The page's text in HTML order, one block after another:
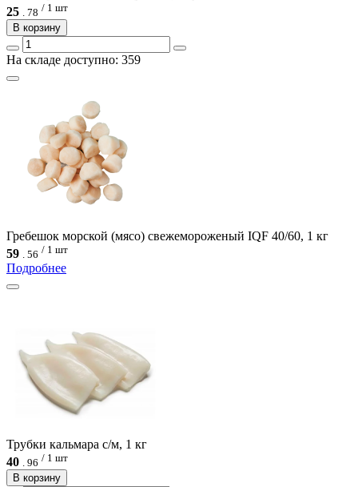
25
78 / 1 шт
В корзину
На складе доступно: 359
Гребешок морской (мясо) свежемороженый IQF 40/60, 1 кг
59 . 56 / 1 шт
Подробнее
Трубки кальмара с/м, 1 кг
40 . 96 / 1 шт
В корзину